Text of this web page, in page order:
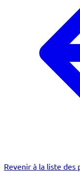
Revenir à la liste des